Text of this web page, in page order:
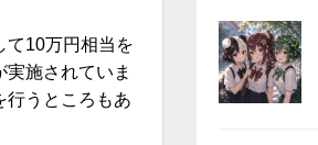
て10万円相当を
施されていま
行うところもあ